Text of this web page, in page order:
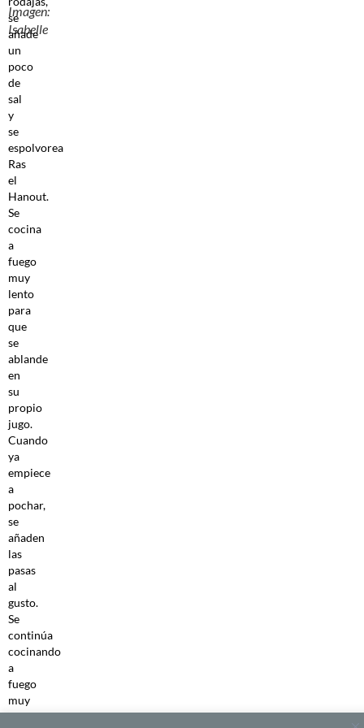
Imagen:
Isabelle
se
añade
un
poco
de
sal
y
se
espolvorea
Ras
el
Hanout.
Se
cocina
a
fuego
muy
lento
para
que
se
ablande
en
su
propio
jugo.
Cuando
ya
empiece
a
pochar,
se
añaden
las
pasas
al
gusto.
Se
continúa
cocinando
a
fuego
muy
bajo